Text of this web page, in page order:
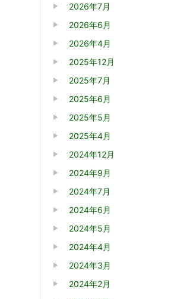
2026年7月
2026年6月
2026年4月
2025年12月
2025年7月
2025年6月
2025年5月
2025年4月
2024年12月
2024年9月
2024年7月
2024年6月
2024年5月
2024年4月
2024年3月
2024年2月